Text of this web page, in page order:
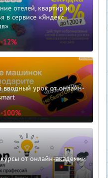
отелей, квартир и
в сервисе «Яндекс
-12%
вводный урок от онлайн-
-100%
от онлайн-академии